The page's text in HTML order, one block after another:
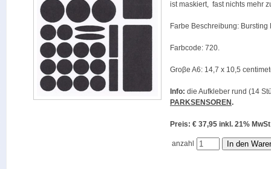
ist maskiert, fast nichts mehr
Farbe Beschreibung: Bursting
Farbcode: 720.
Groβe A6: 14,7 x 10,5
Info: die Aufkleber rund (14
PARKSENSOREN.
Preis: € 37,95 inkl. 21%
anzahl